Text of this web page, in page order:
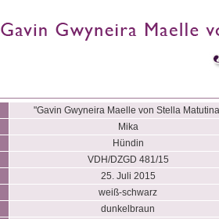
"Gavin Gwyneira Maelle von Stella
Mika
Hündin
VDH/DZGD 481/15
25. Juli 2015
weiß-schwarz
dunkelbraun